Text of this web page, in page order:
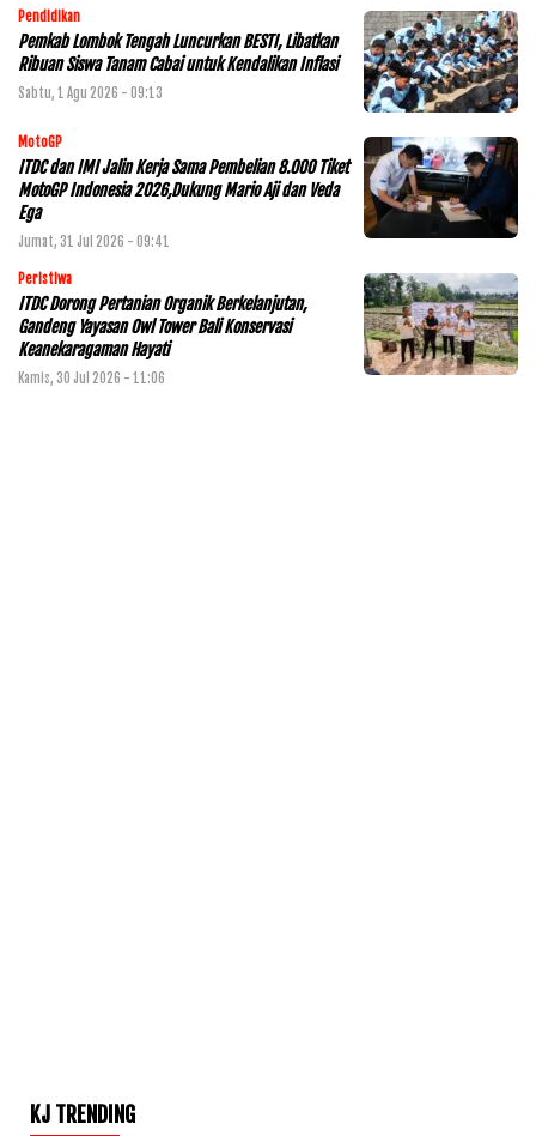
Pendidikan
Pemkab Lombok Tengah Luncurkan BESTI, Libatkan
Ribuan Siswa Tanam Cabai untuk Kendalikan Inflasi
Sabtu, 1 Agu 2026 - 09:13
MotoGP
ITDC dan IMI Jalin Kerja Sama Pembelian 8.000 Tiket
MotoGP Indonesia 2026,Dukung Mario Aji dan Veda
Ega
Jumat, 31 Jul 2026 - 09:41
Peristiwa
ITDC Dorong Pertanian Organik Berkelanjutan,
Gandeng Yayasan Owl Tower Bali Konservasi
Keanekaragaman Hayati
Kamis, 30 Jul 2026 - 11:06
KJ TRENDING